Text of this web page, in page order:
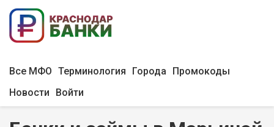
Все МФО Терминология Города
Промокоды
Новости
Войти